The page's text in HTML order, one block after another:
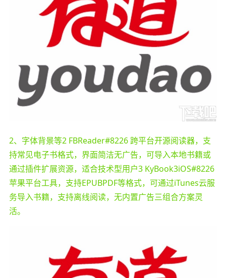
2、字体背景等2 FBReader#8226 跨平台开源阅读器，支
持常见电子书格式，界面简洁无广告，可导入本地书籍或
通过插件扩展资源，适合技术型用户3 KyBook3iOS#8226
苹果平台工具，支持EPUBPDF等格式，可通过iTunes云服
务导入书籍，支持离线阅读，无内置广告三组合方案灵
活。